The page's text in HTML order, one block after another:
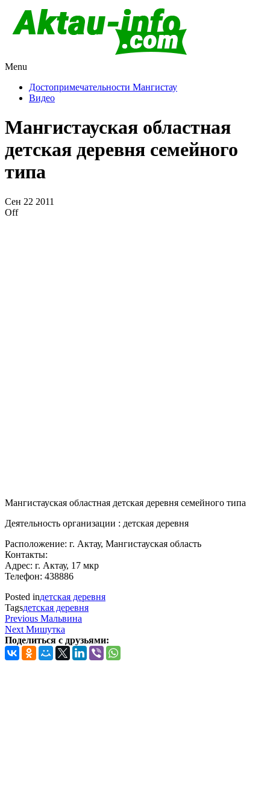
Казахстан
Menu
Достопримечательности Мангистау
Видео
Мангистауская областная
детская деревня семейного
типа
Сен 22 2011
Off
Мангистауская областная детская деревня семейного типа
Деятельность организации : детская деревня
Расположение: г. Актау, Мангистауская область
Контакты:
Адрес: г. Актау, 17 мкр
Телефон: 438886
Posted inдетская деревня
Tagsдетская деревня
Навигация
по
записям
Previous
Post
Previous Мальвина
Next
Post
Next Мишутка
Поделиться с друзьями: